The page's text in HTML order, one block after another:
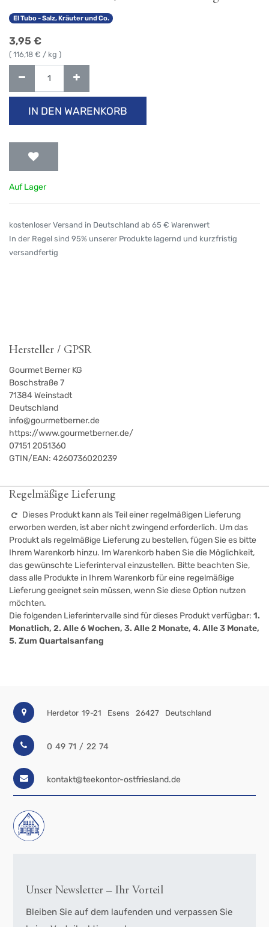
El Tubo - Salz, Kräuter und Co.
3,95 €
( 116,18 € / kg )
IN DEN WARENKORB
Auf Lager
kostenloser Versand in Deutschland ab 65 € Warenwert
In der Regel sind 95% unserer Produkte lagernd und kurzfristig
versandfertig
Hersteller / GPSR
Gourmet Berner KG
Boschstraße 7
71384 Weinstadt
Deutschland
info@gourmetberner.de
https://www.gourmetberner.de/
07151 2051360
GTIN/EAN: 4260736020239
Regelmäßige Lieferung
Dieses Produkt kann als Teil einer regelmäßigen Lieferung
erworben werden, ist aber nicht zwingend erforderlich. Um das
Produkt als regelmäßige Lieferung zu bestellen, fügen Sie es bitte
Ihrem Warenkorb hinzu. Im Warenkorb haben Sie die Möglichkeit,
das gewünschte Lieferinterval einzustellen. Bitte beachten Sie,
dass alle Produkte in Ihrem Warenkorb für eine regelmäßige
Lieferung geeignet sein müssen, wenn Sie diese Option nutzen
möchten.
Die folgenden Lieferintervalle sind für dieses Produkt verfügbar: 1.
Monatlich, 2. Alle 6 Wochen, 3. Alle 2 Monate, 4. Alle 3 Monate,
5. Zum Quartalsanfang
Herdetor 19-21 Esens 26427 Deutschland
0 49 71 / 22 74
kontakt@teekontor-ostfriesland.de
Unser Newsletter – Ihr Vorteil
Bleiben Sie auf dem laufenden und verpassen Sie